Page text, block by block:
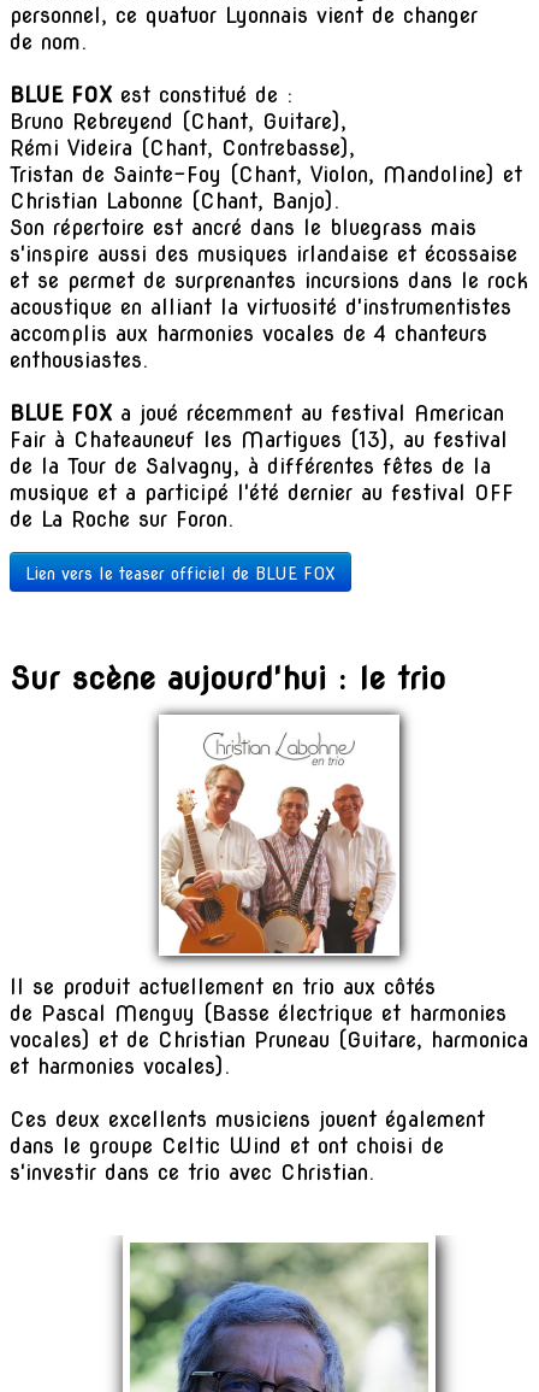
personnel, ce quatuor Lyonnais vient de changer
de nom.
BLUE FOX est constitué de :
Bruno Rebreyend (Chant, Guitare),
Rémi Videira (Chant, Contrebasse),
Tristan de Sainte-Foy (Chant, Violon, Mandoline) et
Christian Labonne (Chant, Banjo).
Son répertoire est ancré dans le bluegrass mais
s'inspire aussi des musiques irlandaise et écossaise
et se permet de surprenantes incursions dans le rock
acoustique en alliant la virtuosité d'instrumentistes
accomplis aux harmonies vocales de 4 chanteurs
enthousiastes.
BLUE FOX a joué récemment au festival American
Fair à Chateauneuf les Martigues (13), au festival
de la Tour de Salvagny, à différentes fêtes de la
musique et a participé l'été dernier au festival OFF
de La Roche sur Foron.
Lien vers le teaser officiel de BLUE FOX
Sur scène aujourd'hui : le trio
Il se produit actuellement en trio aux côtés
de Pascal Menguy (Basse électrique et harmonies
vocales) et de Christian Pruneau (Guitare, harmonica
et harmonies vocales).
Ces deux excellents musiciens jouent également
dans le groupe Celtic Wind et ont choisi de
s'investir dans ce trio avec Christian.